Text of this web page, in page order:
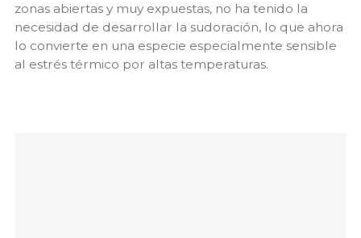
zonas abiertas y muy expuestas, no ha tenido la
necesidad de desarrollar la sudoración, lo que ahora
lo convierte en una especie especialmente sensible
al estrés térmico por altas temperaturas.